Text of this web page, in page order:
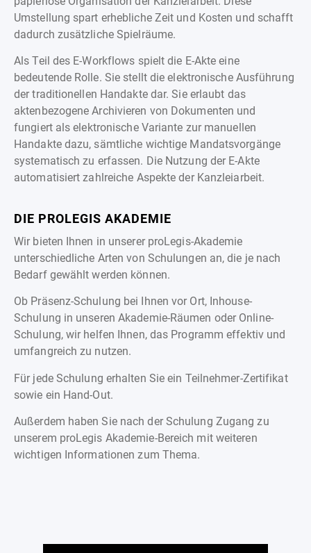
Umstellung spart erhebliche Zeit und Kosten und schafft
dadurch zusätzliche Spielräume.
Als Teil des E-Workflows spielt die E-Akte eine
bedeutende Rolle. Sie stellt die elektronische Ausführung
der traditionellen Handakte dar. Sie erlaubt das
aktenbezogene Archivieren von Dokumenten und
fungiert als elektronische Variante zur manuellen
Handakte dazu, sämtliche wichtige Mandatsvorgänge
systematisch zu erfassen. Die Nutzung der E-Akte
automatisiert zahlreiche Aspekte der Kanzleiarbeit.
DIE PROLEGIS AKADEMIE
Wir bieten Ihnen in unserer proLegis-Akademie
unterschiedliche Arten von Schulungen an, die je nach
Bedarf gewählt werden können.
Ob Präsenz-Schulung bei Ihnen vor Ort, Inhouse-
Schulung in unseren Akademie-Räumen oder Online-
Schulung, wir helfen Ihnen, das Programm effektiv und
umfangreich zu nutzen.
Für jede Schulung erhalten Sie ein Teilnehmer-Zertifikat
sowie ein Hand-Out.
Außerdem haben Sie nach der Schulung Zugang zu
unserem proLegis Akademie-Bereich mit weiteren
wichtigen Informationen zum Thema.